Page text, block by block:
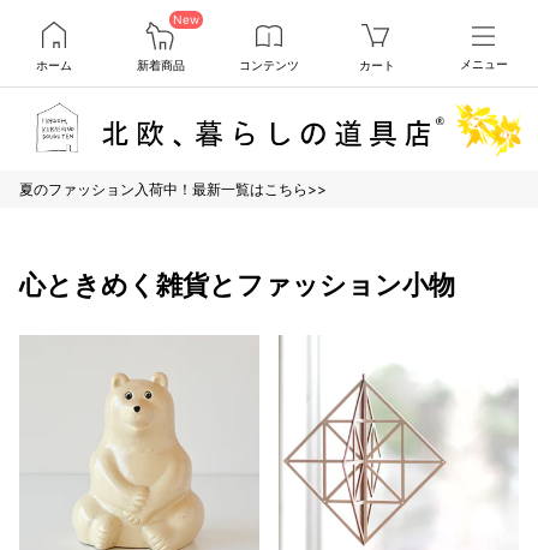
ホーム
New
新着商品 コンテンツ カート メニュー
夏のファッション入荷中！最新一覧はこちら>>
心ときめく雑貨とファッション小物